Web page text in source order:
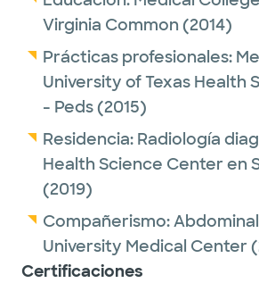
Virginia Common (2014)
Prácticas profesionales:
University of Texas Health
- Peds(2015)
Residencia: Radiología
Health Science Center en
(2019)
Compañerismo:
University Medical Center
Certificaciones